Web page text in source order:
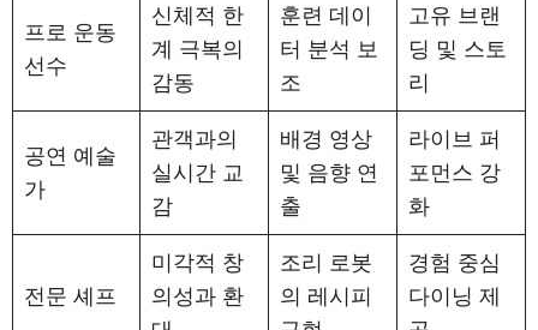
프로 운동
선수
신체적 한
계 극복의
감동
훈련 데이
터 분석 보
조
고유 브랜
딩 및 스토
리
공연 예술
가
관객과의
실시간 교
감
배경 영상
및 음향 연
출
라이브 퍼
포먼스 강
화
전문 셰프
미각적 창
의성과 환
조리 로봇
의 레시피
경험 중심
다이닝 제